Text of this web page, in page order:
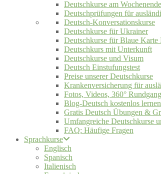
Deutschkurse am Wochenende
Deutschprüfungen für
Deutsch-Konversationskurse
Deutschkurse für Ukrainer
Deutschkurse für Blaue Karte
Deutschkurs mit Unterkunft
Deutschkurse und Visum
Deutsch Einstufungstest
Preise unserer Deutschkurse
Krankenversicherung für
Fotos, Videos, 360° Rundgang
Blog-Deutsch kostenlos lernen
Gratis Deutsch Übungen &
Umfangreiche Deutschkurse
FAQ: Häufige Fragen
Sprachkurse
Englisch
Spanisch
Italienisch